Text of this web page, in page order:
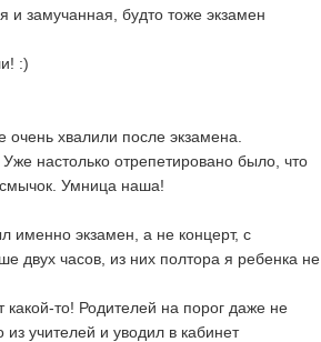
и замучанная, будто тоже экзамен
:)
хвалили после экзамена.
настолько отрепетировано было, что
Умница наша!
именно экзамен, а не концерт, с
двух часов, из них полтора я ребенка не
то! Родителей на порог даже не
из учителей и уводил в кабинет